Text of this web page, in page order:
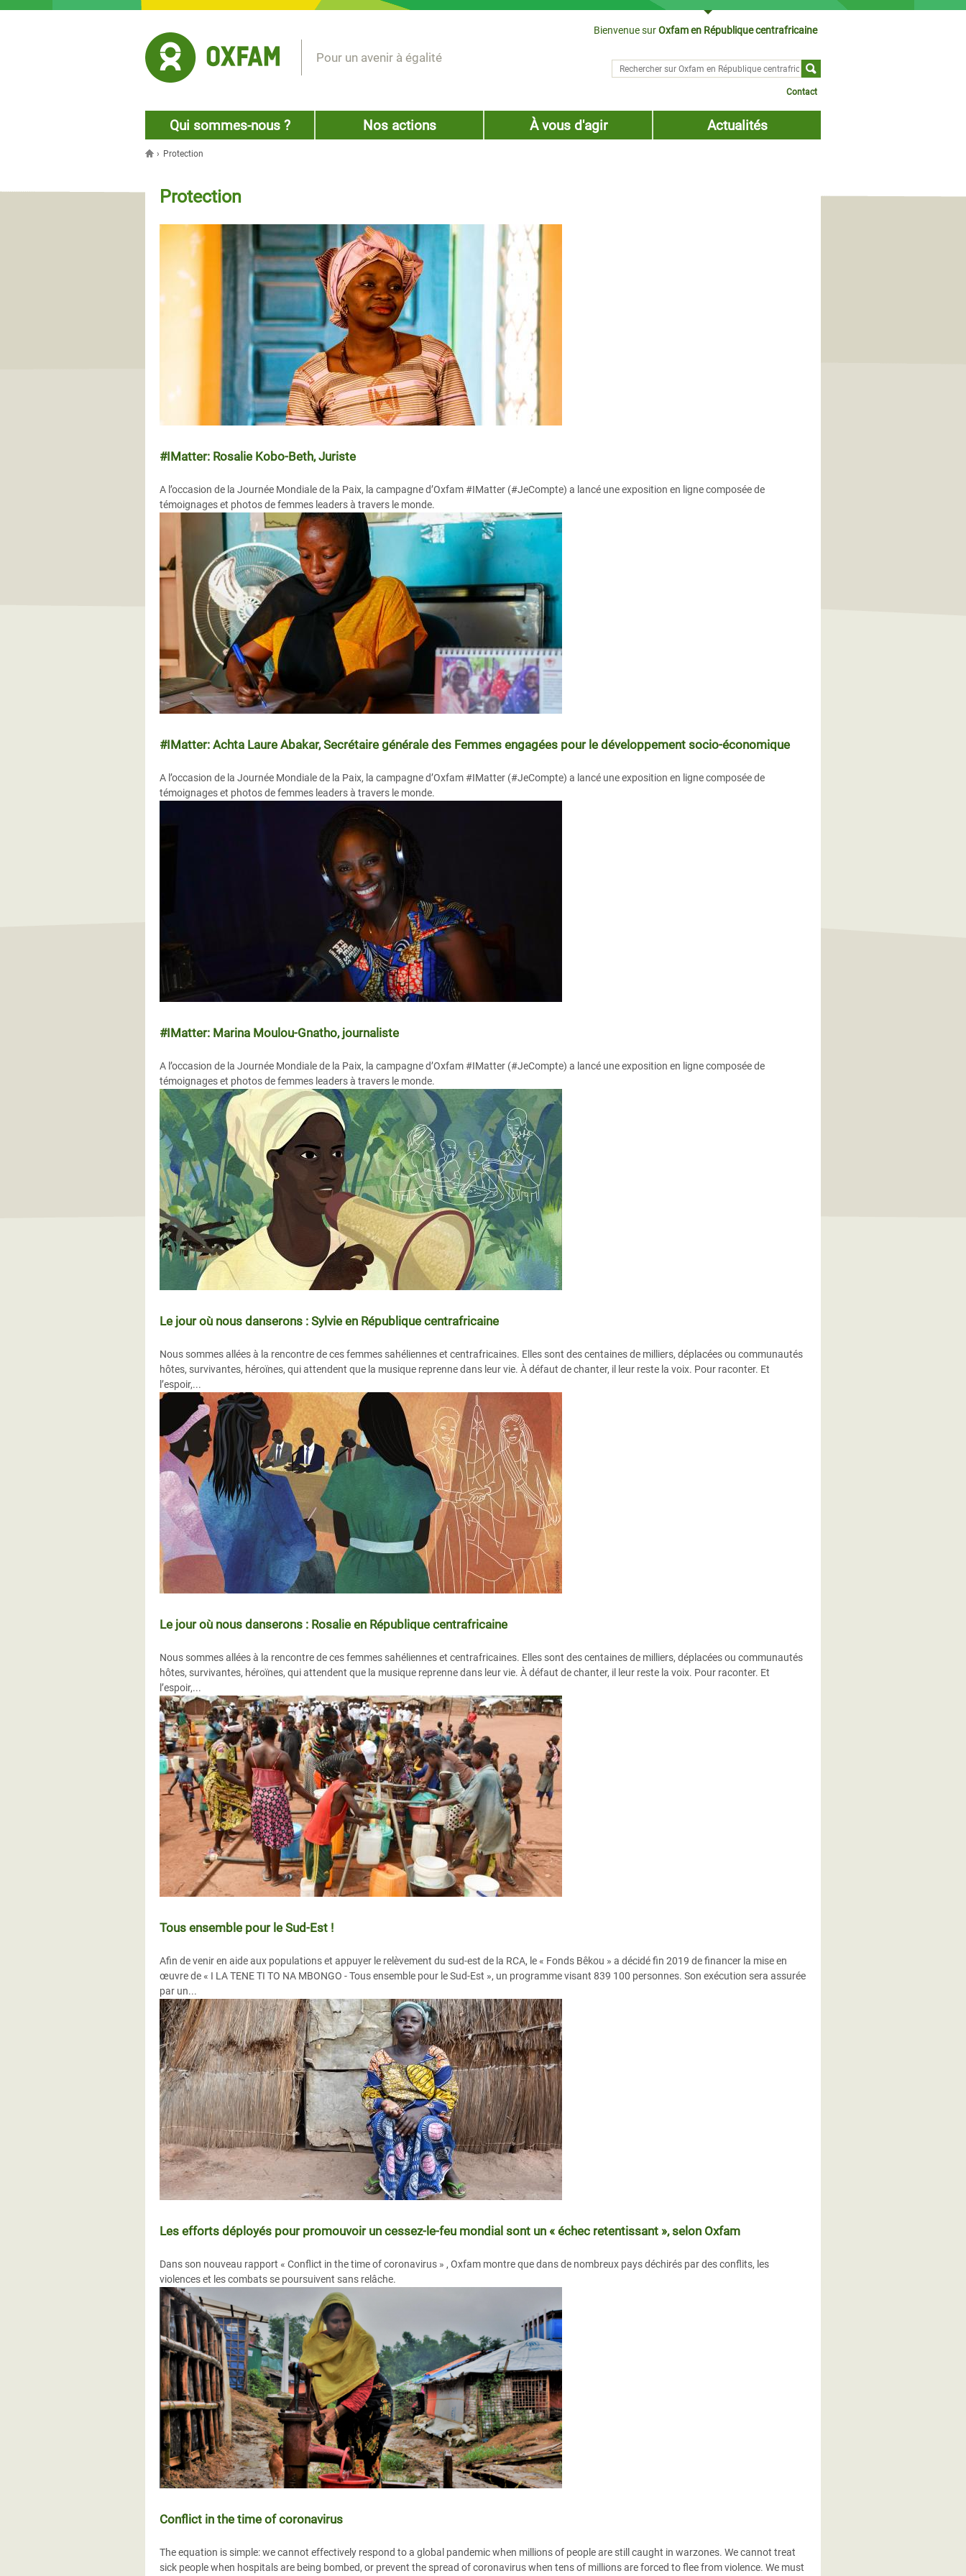
Bienvenue surOxfam en République centrafricaine
Pour un avenir à égalité
Rechercher sur
Contact
Qui sommes-nous ? Nos actions À vous d'agir Actualités
› Protection
Protection
#IMatter: Rosalie Kobo-Beth, Juriste
A l’occasion de la Journée Mondiale de la Paix, la campagne d’Oxfam #IMatter (#JeCompte) a lancé une exposition en ligne composée de
témoignages et photos de femmes leaders à travers le monde.
#IMatter: Achta Laure Abakar, Secrétaire générale des Femmes engagées pour le développement socio-économique
A l’occasion de la Journée Mondiale de la Paix, la campagne d’Oxfam #IMatter (#JeCompte) a lancé une exposition en ligne composée de
témoignages et photos de femmes leaders à travers le monde.
#IMatter: Marina Moulou-Gnatho, journaliste
A l’occasion de la Journée Mondiale de la Paix, la campagne d’Oxfam #IMatter (#JeCompte) a lancé une exposition en ligne composée de
témoignages et photos de femmes leaders à travers le monde.
Le jour où nous danserons : Sylvie en République centrafricaine
Nous sommes allées à la rencontre de ces femmes sahéliennes et centrafricaines. Elles sont des centaines de milliers, déplacées ou communautés
hôtes, survivantes, héroïnes, qui attendent que la musique reprenne dans leur vie. À défaut de chanter, il leur reste la voix. Pour raconter. Et
l’espoir,...
Le jour où nous danserons : Rosalie en République centrafricaine
Nous sommes allées à la rencontre de ces femmes sahéliennes et centrafricaines. Elles sont des centaines de milliers, déplacées ou communautés
hôtes, survivantes, héroïnes, qui attendent que la musique reprenne dans leur vie. À défaut de chanter, il leur reste la voix. Pour raconter. Et
l’espoir,...
Tous ensemble pour le Sud-Est !
Afin de venir en aide aux populations et appuyer le relèvement du sud-est de la RCA, le « Fonds Bêkou » a décidé fin 2019 de financer la mise en
œuvre de « I LA TENE TI TO NA MBONGO - Tous ensemble pour le Sud-Est », un programme visant 839 100 personnes. Son exécution sera assurée
par un...
Les efforts déployés pour promouvoir un cessez-le-feu mondial sont un « échec retentissant », selon Oxfam
Dans son nouveau rapport « Conflict in the time of coronavirus » , Oxfam montre que dans de nombreux pays déchirés par des conflits, les
violences et les combats se poursuivent sans relâche.
Conflict in the time of coronavirus
The equation is simple: we cannot effectively respond to a global pandemic when millions of people are still caught in warzones. We cannot treat
sick people when hospitals are being bombed, or prevent the spread of coronavirus when tens of millions are forced to flee from violence. We must